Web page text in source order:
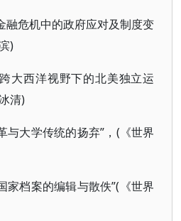
融危机中的政府应对及制度变
)
大西洋视野下的北美独立运
清)
与大学传统的扬弃”，(《世界
家档案的编辑与散佚”(《世界